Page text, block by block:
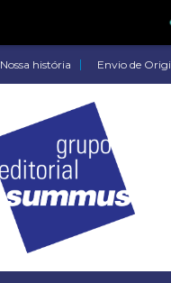
Nossa história Envio de